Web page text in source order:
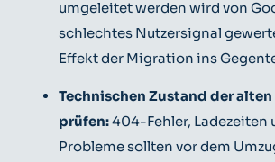
umgeleitet werden wird von
schlechtes Nutzersignal
Effekt der Migration ins
Technischen Zustand der
prüfen:404-Fehler, Ladezeiten
Probleme sollten vor dem